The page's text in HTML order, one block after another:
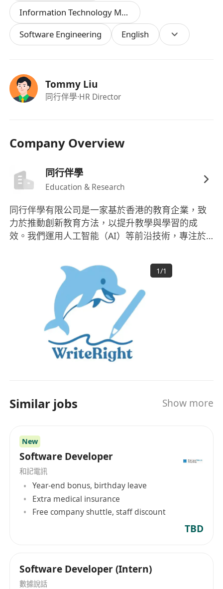
Node.js、Python及其Web框架如Django或
Flask。
具備RAG與LLM技術的實際部署經驗，理解其運
作原理，並能根據應用場景進行參數調校與最佳
熟悉雲端服務平臺（如AWS、Google Cloud
Platform或Azure），具備CI/CD、容器化部署
（如Docker）、微服務架構及監控工具的實務
戶角度出發，設計符合學習行為的產品功能。
能團隊中有效合作，推動項目落地。
Information Technology Management
Software Engineering
English
Tommy Liu
同行伴學·HR Director
Company Overview
同行伴學
Education & Research
同行伴學有限公司是一家基於香港的教育企業，致
力於推動創新教育方法，以提升教學與學習的成
效。我們運用人工智能（AI）等前沿技術，專注於
為學生和教育工作者提供更高效的學習方案。 我們
的使命是促進知識轉移，將先進的教育理念與科技
融合，開發實用的學習工具，讓學習變得更具吸引
力、更高效，並惠及更廣泛的學習群體。我們不斷
創新，致力於為教育行業帶來變革，開創更優質的
學習體驗。
1/1
Similar jobs Show more
New
Software Developer
和記電訊
Year-end bonus, birthday leave
Extra medical insurance
Free company shuttle, staff discount
TBD
Software Developer (Intern)
數據說話